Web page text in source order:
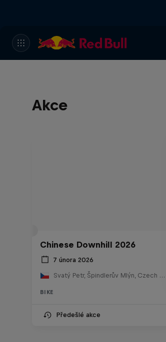
Akce
Chinese Downhill 2026
7 února 2026
Svatý Petr, Špindlerův Mlýn, Czech Republic
BIKE
Předešlé akce